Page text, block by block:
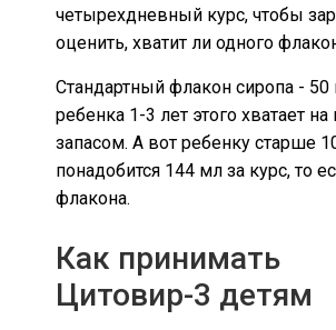
четырехдневный курс, чтобы
оценить, хватит ли одного
Стандартный флакон сиропа -
ребенка 1-3 лет этого хватает на
запасом. А вот ребенку старше
понадобится 144 мл за курс, то
флакона.
Как принимать
Цитовир-3 детям